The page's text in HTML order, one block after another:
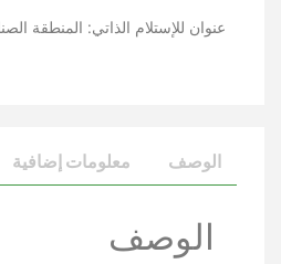
عنوان للإستلام الذاتي: المنطقة
الوصف معلومات إضافية
الوصف